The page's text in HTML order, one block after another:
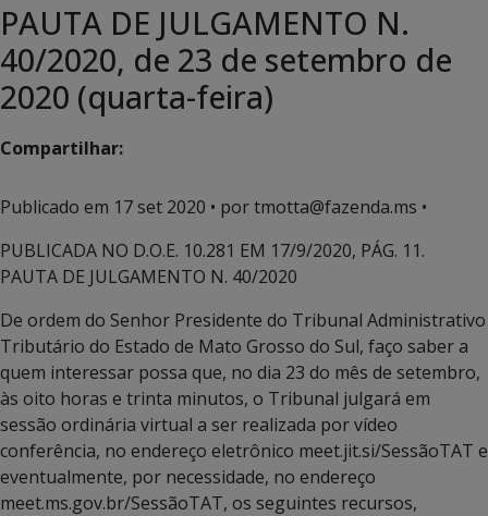
PAUTA DE JULGAMENTO N.
40/2020, de 23 de setembro de
2020 (quarta-feira)
Compartilhar:
Publicado em 17 set 2020 • por tmotta@fazenda.ms •
PUBLICADA NO D.O.E. 10.281 EM 17/9/2020, PÁG. 11.
PAUTA DE JULGAMENTO N. 40/2020
De ordem do Senhor Presidente do Tribunal Administrativo
Tributário do Estado de Mato Grosso do Sul, faço saber a
quem interessar possa que, no dia 23 do mês de setembro,
às oito horas e trinta minutos, o Tribunal julgará em
sessão ordinária virtual a ser realizada por vídeo
conferência, no endereço eletrônico meet.jit.si/SessãoTAT e
eventualmente, por necessidade, no endereço
meet.ms.gov.br/SessãoTAT, os seguintes recursos,